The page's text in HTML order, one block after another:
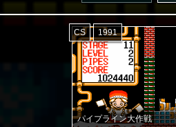
パイプライン大作戦
CS 1991